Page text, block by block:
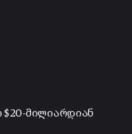
$20-მილიარდიან